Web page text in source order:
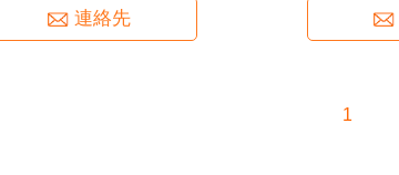
連絡先
1